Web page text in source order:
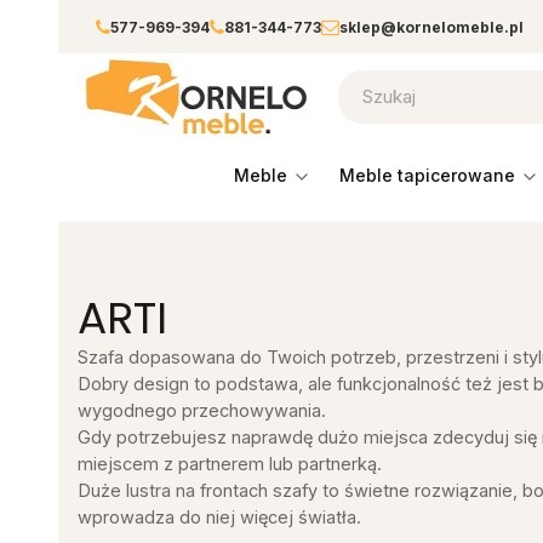
577-969-394 881-344-773 sklep@kornelomeble.pl
meble meble tapicerowane
ARTI
Szafa dopasowana do Twoich potrzeb, przestrzeni i
Dobry design to podstawa, ale funkcjonalność też jest
wygodnego przechowywania.
Gdy potrzebujesz naprawdę dużo miejsca zdecyduj
miejscem z partnerem lub partnerką.
Duże lustra na frontach szafy to świetne rozwiązanie,
wprowadza do niej więcej światła.